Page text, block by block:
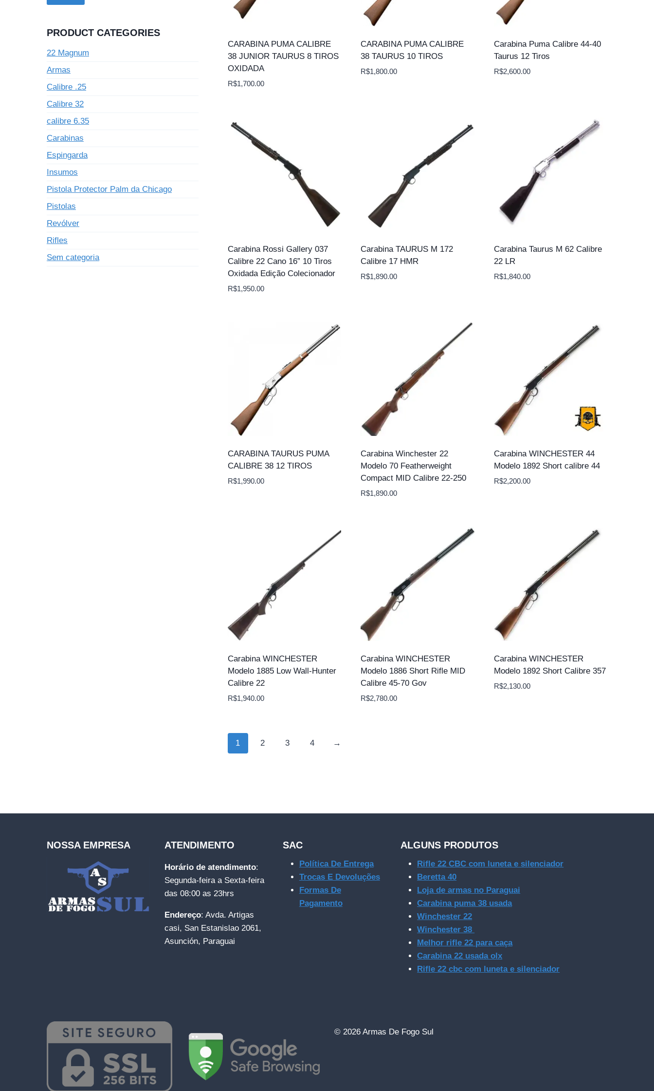
CARABINA PUMA CALIBRE
38 JUNIOR TAURUS 8 TIROS
OXIDADA
R$1,700.00
CARABINA PUMA CALIBRE
38 TAURUS 10 TIROS
R$1,800.00
Carabina Puma Calibre 44-40
Taurus 12 Tiros
R$2,600.00
Carabina Rossi Gallery 037
Calibre 22 Cano 16” 10 Tiros
Oxidada Edição Colecionador
R$1,950.00
Carabina TAURUS M 172
Calibre 17 HMR
R$1,890.00
Carabina Taurus M 62 Calibre
22 LR
R$1,840.00
CARABINA TAURUS PUMA
CALIBRE 38 12 TIROS
R$1,990.00
Carabina Winchester 22
Modelo 70 Featherweight
Compact MID Calibre 22-250
R$1,890.00
Carabina WINCHESTER 44
Modelo 1892 Short calibre 44
R$2,200.00
Carabina WINCHESTER
Modelo 1885 Low Wall-Hunter
Calibre 22
R$1,940.00
Carabina WINCHESTER
Modelo 1886 Short Rifle MID
Calibre 45-70 Gov
R$2,780.00
Carabina WINCHESTER
Modelo 1892 Short Calibre 357
R$2,130.00
1 2 3 4 →
PRODUCT CATEGORIES
22 Magnum
Armas
Calibre .25
Calibre 32
calibre 6.35
Carabinas
Espingarda
Insumos
Pistola Protector Palm da Chicago
Pistolas
Revólver
Rifles
Sem categoria
NOSSA EMPRESA ATENDIMENTO
Horário de atendimento:
Segunda-feira a Sexta-feira
das 08:00 as 23hrs
Endereço: Avda. Artigas
casi, San Estanislao 2061,
Asunción, Paraguai
SAC
Política De Entrega
Trocas E Devoluções
Formas De
Pagamento
ALGUNS PRODUTOS
Rifle 22 CBC com luneta e silenciador
Beretta 40
Loja de armas no Paraguai
Carabina puma 38 usada
Winchester 22
Winchester 38
Melhor rifle 22 para caça
Carabina 22 usada olx
Rifle 22 cbc com luneta e silenciador
© 2026 Armas De Fogo Sul